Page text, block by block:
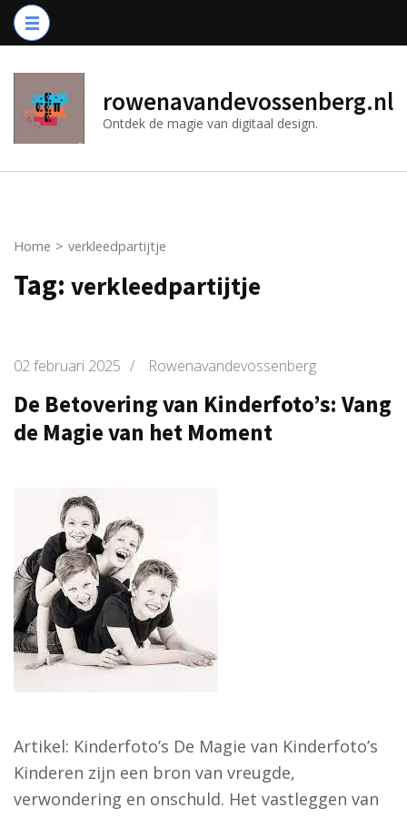
Ga
naar
(druk
Enter)
rowenavandevossenberg.nl
Ontdek de magie van digitaal design.
Home > verkleedpartijtje
Tag: verkleedpartijtje
02 februari 2025 / Rowenavandevossenberg
De Betovering van Kinderfoto’s: Vang
de Magie van het Moment
Artikel: Kinderfoto’s De Magie van Kinderfoto’s
Kinderen zijn een bron van vreugde,
verwondering en onschuld. Het vastleggen van